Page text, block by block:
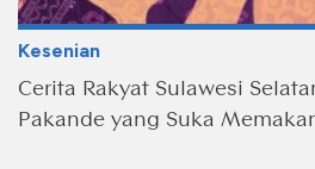
Kesenian
Cerita Rakyat Sulawesi
Pakande yang Suka